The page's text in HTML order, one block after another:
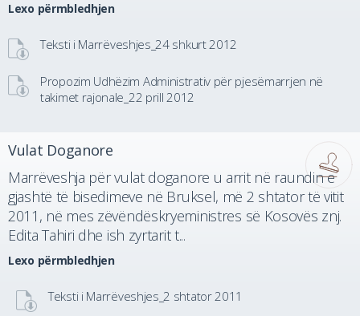
Lexo përmbledhjen
Teksti i Marrëveshjes_24 shkurt 2012
Propozim Udhëzim Administrativ për pjesëmarrjen në
takimet rajonale_22 prill 2012
Vulat Doganore
Marrëveshja për vulat doganore u arrit në raundin e
gjashtë të bisedimeve në Bruksel, më 2 shtator të vitit
2011, në mes zëvëndëskryeministres së Kosovës znj.
Edita Tahiri dhe ish zyrtarit t...
Lexo përmbledhjen
Teksti i Marrëveshjes_2 shtator 2011